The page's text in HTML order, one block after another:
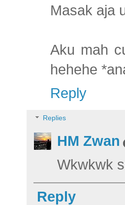
Masak aja
Aku mah
hehehe
Reply
Replies
HM Zwan
Wkwkwk
Reply